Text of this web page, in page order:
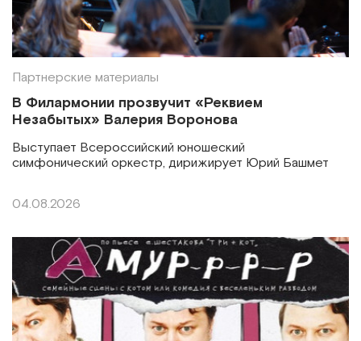
Партнерские материалы
В Филармонии прозвучит «Реквием
Незабытых» Валерия Воронова
Выступает Всероссийский юношеский
симфонический оркестр, дирижирует Юрий Башмет
04.08.2026